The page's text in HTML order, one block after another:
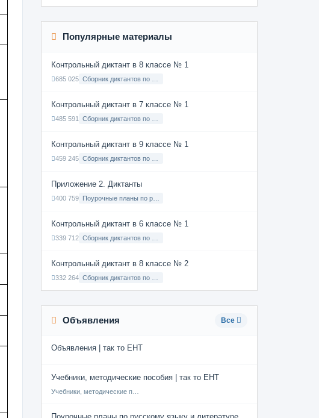
Популярные материалы
Контрольный диктант в 8 классе № 1
685 025
Контрольный диктант в 7 классе № 1
485 591
Контрольный диктант в 9 классе № 1
459 245
Приложение 2. Диктанты
400 759
Контрольный диктант в 6 классе № 1
339 712
Контрольный диктант в 8 классе № 2
332 264
Объявления Все
Объявления | так то ЕНТ
Учебники, методические пособия | так то ЕНТ